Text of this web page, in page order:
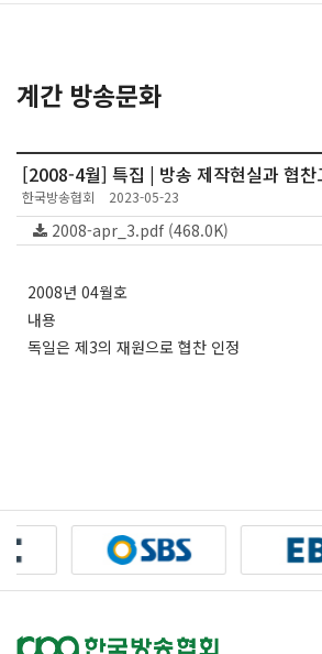
계간 방송문화
[2008-4월] 특집 | 방송 제작현실과 협찬
한국방송협회 2023-05-23
2008-apr_3.pdf (468.0K)
2008년 04월호
내용
독일은 제3의 재원으로 협찬 인정